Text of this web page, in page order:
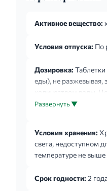
Активное вещество:
Условия отпуска: По
Дозировка:
еды), не разжевывая,
количеством воды.
оптимальную дозу
возможной дозы и
Шизофрения, другие
аутизм, индукция
составляет 25-100 мг
Развернуть ▼
Условия хранения:
света, недоступном
температуре не
Срок годности: 2